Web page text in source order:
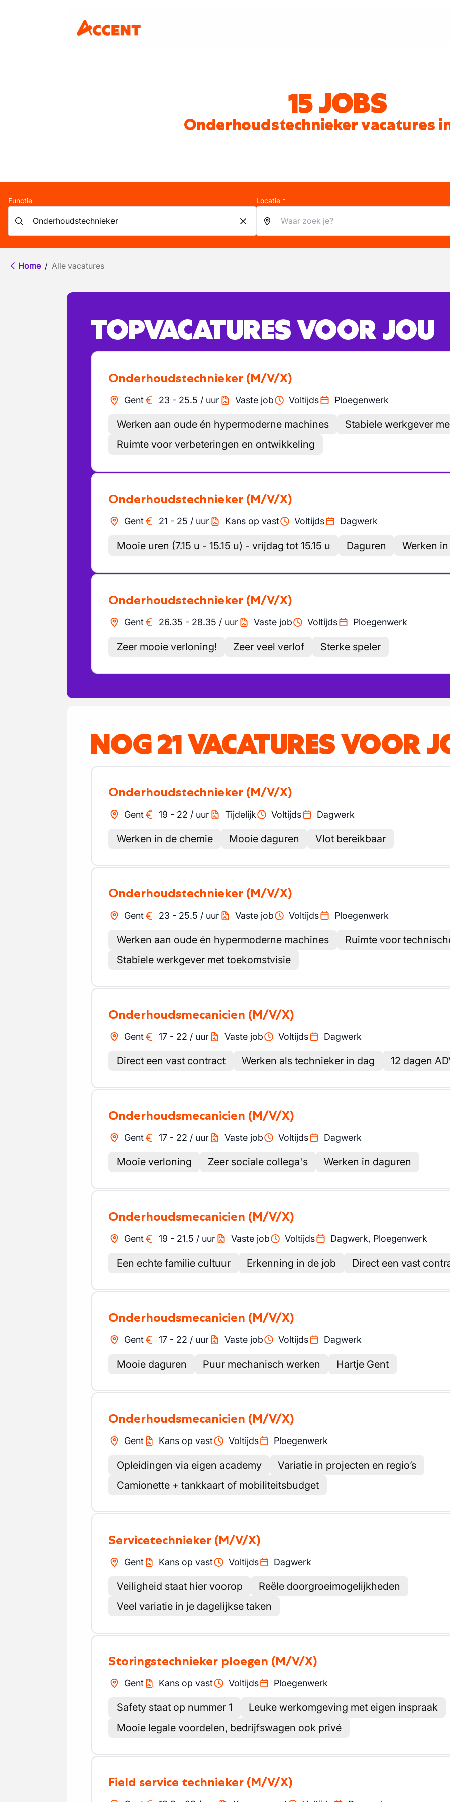
15 JOBS
Onderhoudstechnieker vacatures
Functie Locatie *
Home / Alle vacatures
TOPVACATURES VOOR JOU
Onderhoudstechnieker (M/V/X)
Gent 23 - 25.5 / uur Vaste job Voltijds Ploegenwerk
Werken aan oude én hypermoderne machines
Stabiele werkgever
Ruimte voor verbeteringen en ontwikkeling
Onderhoudstechnieker (M/V/X)
Gent 21 - 25 / uur Kans op vast Voltijds Dagwerk
Mooie uren (7.15 u - 15.15 u) - vrijdag tot 15.15 u Daguren Werken
Onderhoudstechnieker (M/V/X)
Gent 26.35 - 28.35 / uur Vaste job Voltijds Ploegenwerk
Zeer mooie verloning! Zeer veel verlof Sterke speler
NOG 21 VACATURES VOOR
Onderhoudstechnieker (M/V/X)
Gent 19 - 22 / uur Tijdelijk Voltijds Dagwerk
Werken in de chemie Mooie daguren Vlot bereikbaar
Onderhoudstechnieker (M/V/X)
Gent 23 - 25.5 / uur Vaste job Voltijds Ploegenwerk
Werken aan oude én hypermoderne machines
Ruimte voor
Stabiele werkgever met toekomstvisie
Onderhoudsmecanicien (M/V/X)
Gent 17 - 22 / uur Vaste job Voltijds Dagwerk
Direct een vast contract Werken als technieker in dag 12 dagen
Onderhoudsmecanicien (M/V/X)
Gent 17 - 22 / uur Vaste job Voltijds Dagwerk
Mooie verloning Zeer sociale collega's Werken in daguren
Onderhoudsmecanicien (M/V/X)
Gent 19 - 21.5 / uur Vaste job Voltijds Dagwerk, Ploegenwerk
Een echte familie cultuur Erkenning in de job Direct een vast
Onderhoudsmecanicien (M/V/X)
Gent 17 - 22 / uur Vaste job Voltijds Dagwerk
Mooie daguren Puur mechanisch werken Hartje Gent
Onderhoudsmecanicien (M/V/X)
Gent Kans op vast Voltijds Ploegenwerk
Opleidingen via eigen academy
Variatie in projecten en regio’s
Camionette + tankkaart of mobiliteitsbudget
Servicetechnieker (M/V/X)
Gent Kans op vast Voltijds Dagwerk
Veiligheid staat hier voorop
Reële doorgroeimogelijkheden
Veel variatie in je dagelijkse taken
Storingstechnieker ploegen (M/V/X)
Gent Kans op vast Voltijds Ploegenwerk
Safety staat op nummer 1
Leuke werkomgeving met eigen inspraak
Mooie legale voordelen, bedrijfswagen ook privé
Field service technieker (M/V/X)